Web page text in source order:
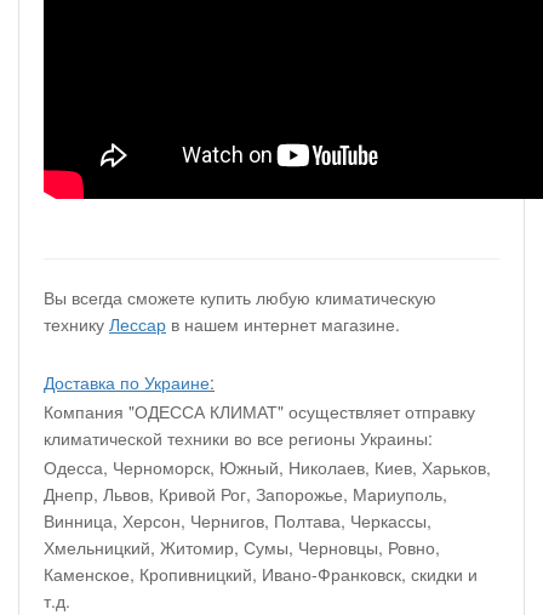
Вы всегда сможете купить любую климатическую
технику Лессар в нашем интернет магазине.
Доставка по Украине:
Компания "ОДЕССА КЛИМАТ" осуществляет отправку
климатической техники во все регионы Украины:
Одесса, Черноморск, Южный, Николаев, Киев, Харьков,
Днепр, Львов, Кривой Рог, Запорожье, Мариуполь,
Винница, Херсон, Чернигов, Полтава, Черкассы,
Хмельницкий, Житомир, Сумы, Черновцы, Ровно,
Каменское, Кропивницкий, Ивано-Франковск, скидки и
т.д.